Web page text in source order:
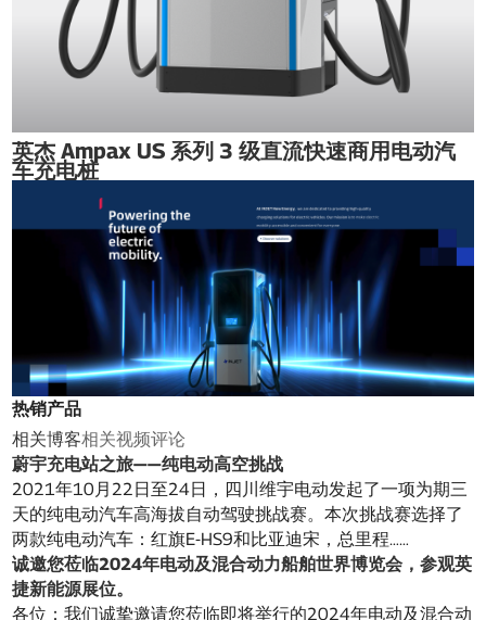
英杰 Ampax US 系列 3 级直流快速商用电动汽
车充电桩
热销产品
相关博客相关视频评论
蔚宇充电站之旅——纯电动高空挑战
2021年10月22日至24日，四川维宇电动发起了一项为期三
天的纯电动汽车高海拔自动驾驶挑战赛。本次挑战赛选择了
两款纯电动汽车：红旗E-HS9和比亚迪宋，总里程……
诚邀您莅临2024年电动及混合动力船舶世界博览会，参观英
捷新能源展位。
各位：我们诚挚邀请您莅临即将举行的2024年电动及混合动